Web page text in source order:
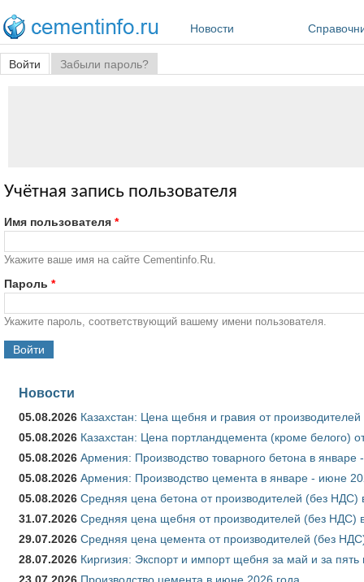
Новости
Главные вкладки
Войти (активная вкладка)
Забыли пароль?
Учётная запись пользователя
Имя пользователя *
Укажите ваше имя на сайте Cementinfo.Ru.
Пароль *
Укажите пароль, соответствующий вашему имени пользователя.
Новости
05.08.2026 Казахстан: Цена щебня и гравия от
05.08.2026 Казахстан: Цена портландцемента (кроме белого)
05.08.2026 Армения: Производство товарного бетона в январе
05.08.2026 Армения: Производство цемента в январе - июне
05.08.2026 Средняя цена бетона от производителей (без НДС)
31.07.2026 Средняя цена щебня от производителей (без НДС)
29.07.2026 Средняя цена цемента от производителей (без
28.07.2026 Киргизия: Экспорт и импорт щебня за май и за
23.07.2026 Производство цемента в июне 2026 года